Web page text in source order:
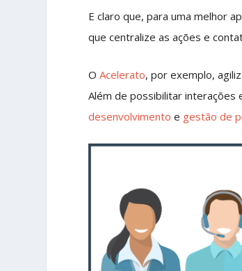
E claro que, para uma melhor
que centralize as ações e
OAcelerato, por exemplo,
Além de possibilitar interações
desenvolvimento e gestão de